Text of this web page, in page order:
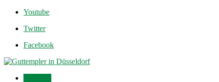
Youtube
Twitter
Facebook